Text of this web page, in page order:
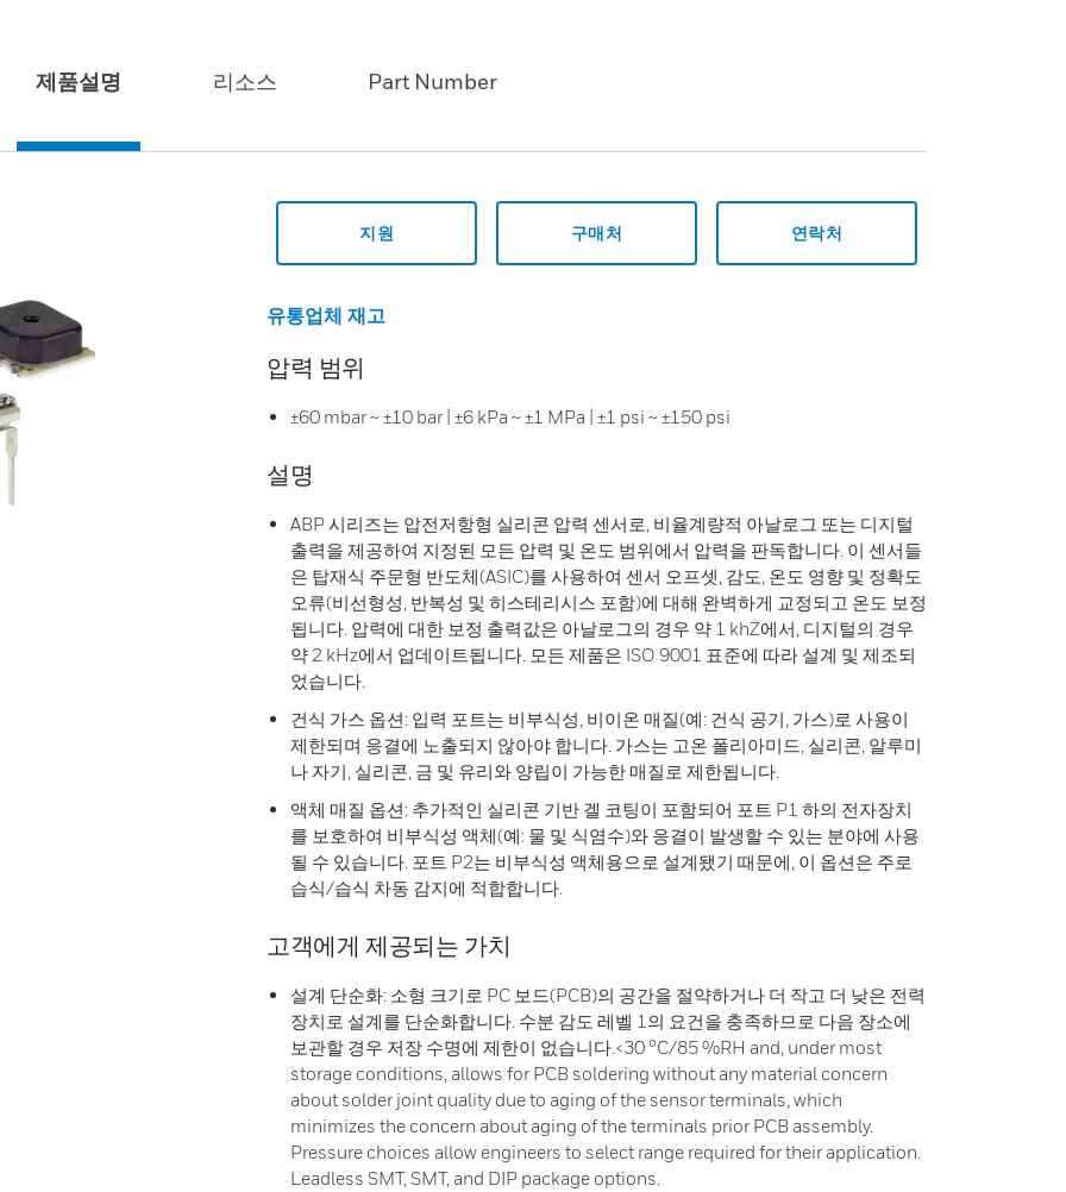
제품설명 리소스 Part Number
지원 구매처 연락처
유통업체 재고
압력 범위
±60 mbar ~ ±10 bar | ±6 kPa ~ ±1 MPa | ±1 psi ~ ±150 psi
설명
ABP 시리즈는 압전저항형 실리콘 압력 센서로, 비율계량적 아날로그 또는 디지털
출력을 제공하여 지정된 모든 압력 및 온도 범위에서 압력을 판독합니다. 이 센서들
은 탑재식 주문형 반도체(ASIC)를 사용하여 센서 오프셋, 감도, 온도 영향 및 정확도
오류(비선형성, 반복성 및 히스테리시스 포함)에 대해 완벽하게 교정되고 온도 보정
됩니다. 압력에 대한 보정 출력값은 아날로그의 경우 약 1 khZ에서, 디지털의 경우
약 2 kHz에서 업데이트됩니다. 모든 제품은 ISO 9001 표준에 따라 설계 및 제조되
었습니다.
건식 가스 옵션: 입력 포트는 비부식성, 비이온 매질(예: 건식 공기, 가스)로 사용이
제한되며 응결에 노출되지 않아야 합니다. 가스는 고온 폴리아미드, 실리콘, 알루미
나 자기, 실리콘, 금 및 유리와 양립이 가능한 매질로 제한됩니다.
액체 매질 옵션: 추가적인 실리콘 기반 겔 코팅이 포함되어 포트 P1 하의 전자장치
를 보호하여 비부식성 액체(예: 물 및 식염수)와 응결이 발생할 수 있는 분야에 사용
될 수 있습니다. 포트 P2는 비부식성 액체용으로 설계됐기 때문에, 이 옵션은 주로
습식/습식 차동 감지에 적합합니다.
고객에게 제공되는 가치
설계 단순화: 소형 크기로 PC 보드(PCB)의 공간을 절약하거나 더 작고 더 낮은 전력
장치로 설계를 단순화합니다. 수분 감도 레벨 1의 요건을 충족하므로 다음 장소에
보관할 경우 저장 수명에 제한이 없습니다.<30 °C/85 %RH and, under most
storage conditions, allows for PCB soldering without any material concern
about solder joint quality due to aging of the sensor terminals, which
minimizes the concern about aging of the terminals prior PCB assembly.
Pressure choices allow engineers to select range required for their application.
Leadless SMT, SMT, and DIP package options.